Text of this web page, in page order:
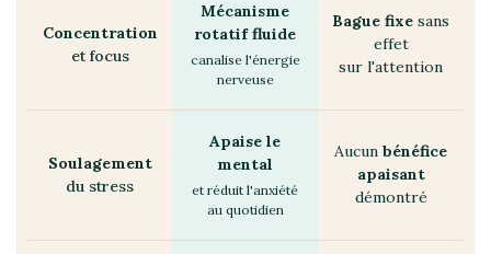
Concentration
et focus
Mécanisme
rotatif fluide
canalise l'énergie
nerveuse
Bague fixe sans
effet
sur l'attention
Soulagement
du stress
Apaise le
mental
et réduit l'anxiété
au quotidien
Aucun bénéfice
apaisant
démontré